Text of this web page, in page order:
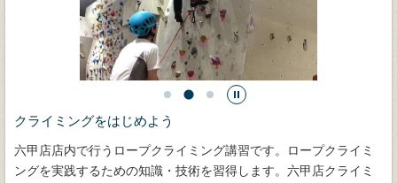
クライミングをはじめよう
六甲店店内で行うロープクライミング講習です。ロープクライミ
ングを実践するための知識・技術を習得します。六甲店クライミ